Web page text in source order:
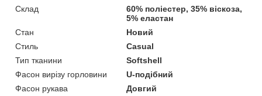
Склад
60% поліестер, 35% віскоза,
5% еластан
Стан
Новий
Стиль
Casual
Тип тканини
Softshell
Фасон вирізу горловини
U-подібний
Фасон рукава
Довгий